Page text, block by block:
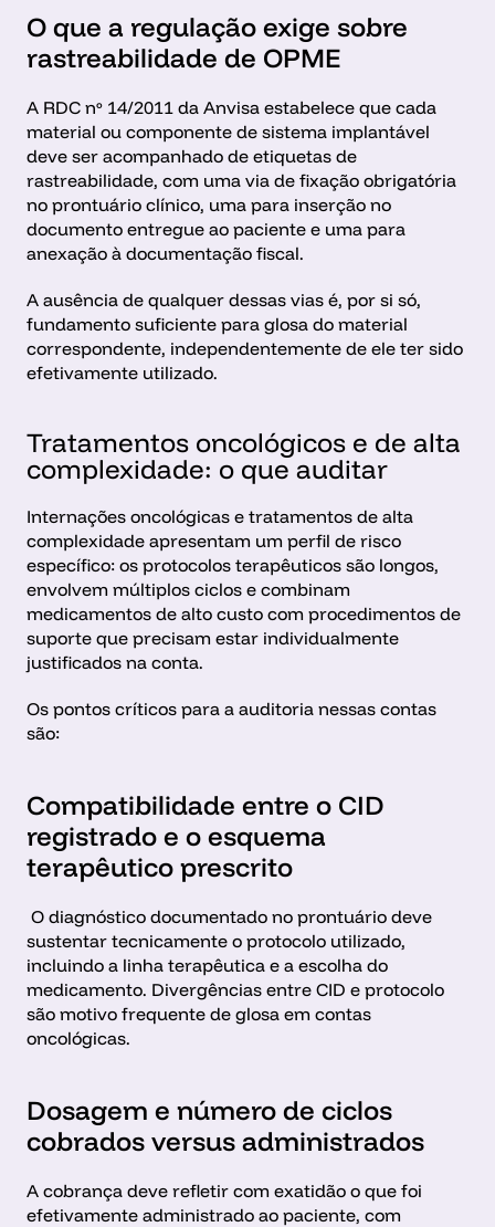
O que a regulação exige sobre
rastreabilidade de OPME
A RDC nº 14/2011 da Anvisa estabelece que cada
material ou componente de sistema implantável
deve ser acompanhado de etiquetas de
rastreabilidade, com uma via de fixação obrigatória
no prontuário clínico, uma para inserção no
documento entregue ao paciente e uma para
anexação à documentação fiscal.
A ausência de qualquer dessas vias é, por si só,
fundamento suficiente para glosa do material
correspondente, independentemente de ele ter sido
efetivamente utilizado.
Tratamentos oncológicos e de alta
complexidade: o que auditar
Internações oncológicas e tratamentos de alta
complexidade apresentam um perfil de risco
específico: os protocolos terapêuticos são longos,
envolvem múltiplos ciclos e combinam
medicamentos de alto custo com procedimentos de
suporte que precisam estar individualmente
justificados na conta.
Os pontos críticos para a auditoria nessas contas
são:
Compatibilidade entre o CID
registrado e o esquema
terapêutico prescrito
sustentar tecnicamente o protocolo utilizado,
incluindo a linha terapêutica e a escolha do
medicamento. Divergências entre CID e protocolo
são motivo frequente de glosa em contas
oncológicas.
Dosagem e número de ciclos
cobrados versus administrados
A cobrança deve refletir com exatidão o que foi
efetivamente administrado ao paciente, com